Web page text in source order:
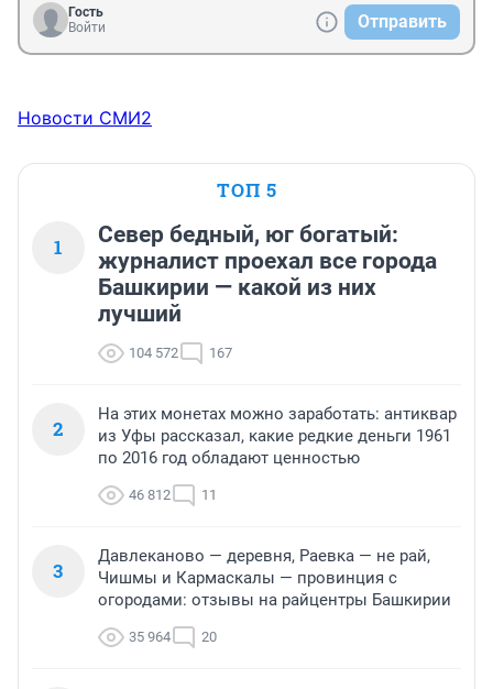
Гость
Войти
Отправить
Новости СМИ2
ТОП 5
1
Север бедный, юг богатый:
журналист проехал все города
Башкирии — какой из них
лучший
104 572 167
2
На этих монетах можно заработать: антиквар
из Уфы рассказал, какие редкие деньги 1961
по 2016 год обладают ценностью
46 812 11
3
Давлеканово — деревня, Раевка — не рай,
Чишмы и Кармаскалы — провинция с
огородами: отзывы на райцентры Башкирии
35 964 20